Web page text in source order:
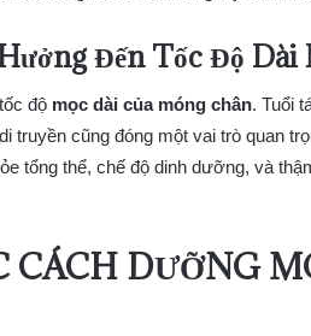
Đến Tốc Độ Dài
độ mọc dài của móng chân. Tuổi
truyền cũng đóng một vai trò quan
tổng thể, chế độ dinh dưỡng, và
CÁCH DƯỠNG